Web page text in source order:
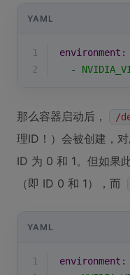
YAML
1
environment:
2
-
那么容器启动后， /
理ID！）会被创建，
ID 为 0 和 1。但如果
（即 ID 0 和 1），而
YAML
1
environment: